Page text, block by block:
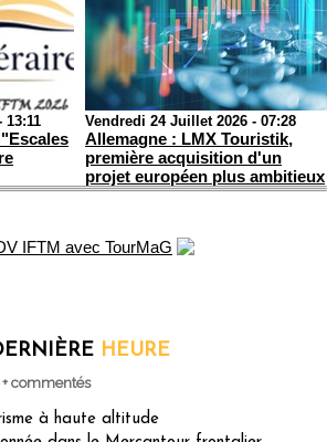
13:11 Vendredi 24 Juillet 2026 - 07:28
Allemagne : LMX Touristik,
première acquisition d'un
projet européen plus ambitieux
HEURE
+ commentés
à haute altitude